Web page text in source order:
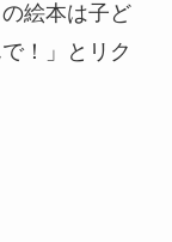
絵本は子ど
！」とリク